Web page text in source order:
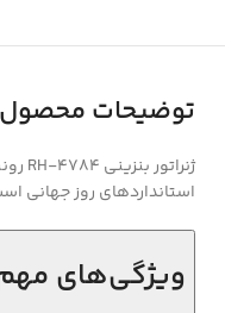
توضیحات محصول
استانداردهای روز جهانی
ویژگی‌های مهم